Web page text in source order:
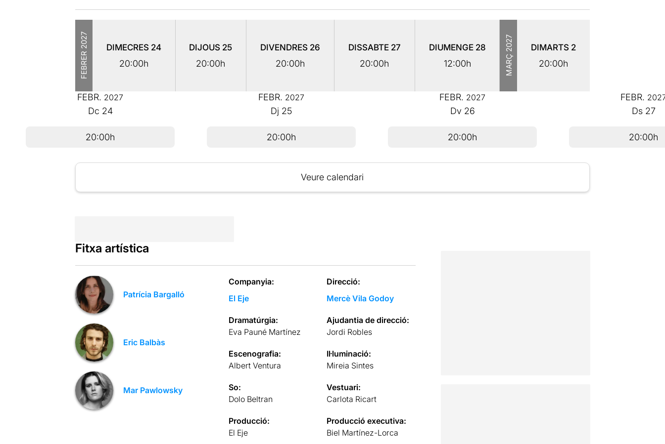
FEBRER
2027 DIMECRES 24
20:00h
DIJOUS 25
20:00h
DIVENDRES 26
20:00h
DISSABTE 27
20:00h
DIUMENGE 28
12:00h MARÇ
2027 DIMARTS 2
20:00h
FEBR. 2027
Dc 24
20:00h
FEBR. 2027
Dj 25
20:00h
FEBR. 2027
Dv 26
20:00h
FEBR.
Ds 27
20:00h
Veure calendari
Fitxa artística
Patrícia Bargalló
Eric Balbàs
Mar Pawlowsky
Companyia:
El Eje
Direcció:
Mercè Vila Godoy
Dramatúrgia:
Eva Pauné Martínez
Ajudantia de direcció:
Jordi Robles
Escenografia:
Albert Ventura
Il·luminació:
Mireia Sintes
So:
Dolo Beltran
Vestuari:
Carlota Ricart
Producció:
El Eje
Producció executiva:
Biel Martínez-Lorca